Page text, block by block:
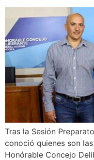
Tras la Sesión
conoció quienes son
Honórable Concejo